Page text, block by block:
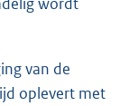
van de
oplevert met